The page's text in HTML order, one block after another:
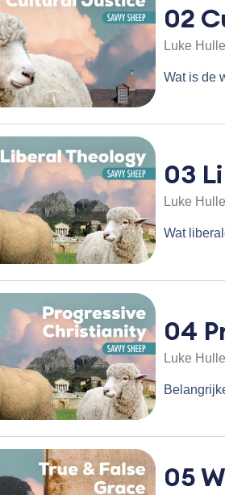
02
Luke
Wat is de
03
Luke
Wat
04
Luke
05